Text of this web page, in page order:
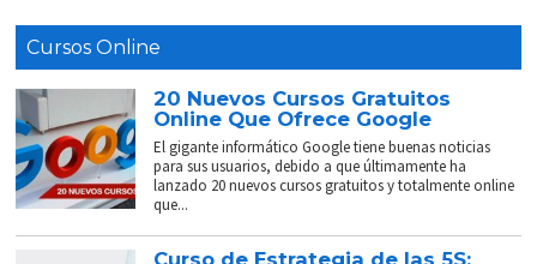
Cursos Online
20 Nuevos Cursos Gratuitos
Online Que Ofrece Google
El gigante informático Google tiene buenas noticias
para sus usuarios, debido a que últimamente ha
lanzado 20 nuevos cursos gratuitos y totalmente online
que...
Curso de Estrategia de las 5S: